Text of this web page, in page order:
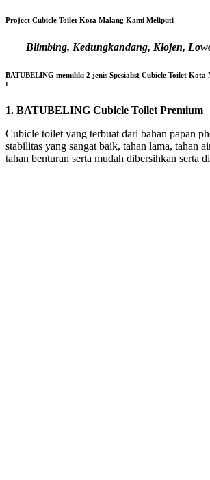
Project Cubicle Toilet Kota Malang Kami Meliputi
Blimbing, Kedungkandang, Klojen,
BATUBELING memiliki 2 jenis Spesialist Cubicle Toilet
:
1. BATUBELING Cubicle Toilet Premium
Cubicle toilet yang terbuat dari bahan papan
stabilitas yang sangat baik, tahan lama, tahan
tahan benturan serta mudah dibersihkan serta